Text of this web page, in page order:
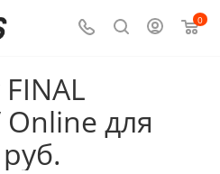
0
Online для